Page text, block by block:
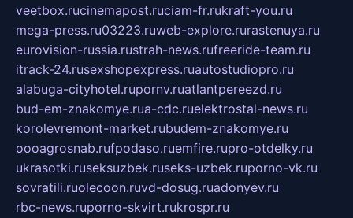
veetbox.rucinemapost.ruciam-fr.rukraft-you.ru
mega-press.ru03223.ruweb-explore.rurastenuya.ru
eurovision-russia.rustrah-news.rufreeride-team.ru
itrack-24.rusexshopexpress.ruautostudiopro.ru
alabuga-cityhotel.rupornv.ruatlantpereezd.ru
bud-em-znakomye.rua-cdc.ruelektrostal-news.ru
korolevremont-market.rubudem-znakomye.ru
oooagrosnab.rufpodaso.ruemfire.rupro-otdelky.ru
ukrasotki.ruseksuzbek.ruseks-uzbek.ruporno-vk.ru
sovratili.ruolecoon.ruvd-dosug.ruadonyev.ru
rbc-news.ruporno-skvirt.rukrospr.ru